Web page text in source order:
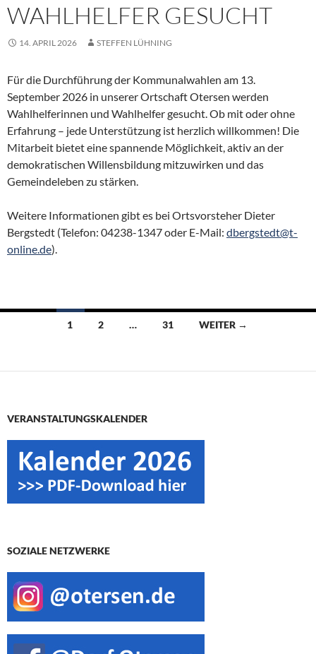
WAHLHELFER GESUCHT
14. APRIL 2026 STEFFEN LÜHNING
Für die Durchführung der Kommunalwahlen am 13.
September 2026 in unserer Ortschaft Otersen werden
Wahlhelferinnen und Wahlhelfer gesucht. Ob mit oder ohne
Erfahrung – jede Unterstützung ist herzlich willkommen! Die
Mitarbeit bietet eine spannende Möglichkeit, aktiv an der
demokratischen Willensbildung mitzuwirken und das
Gemeindeleben zu stärken.
Weitere Informationen gibt es bei Ortsvorsteher Dieter
Bergstedt (Telefon: 04238-1347 oder E-Mail: dbergstedt@t-
online.de).
Beitragsnavigation
1 2 … 31 WEITER →
VERANSTALTUNGSKALENDER
SOZIALE NETZWERKE